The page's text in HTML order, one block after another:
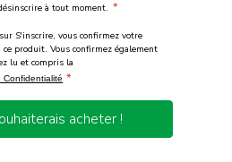
à tout moment. *
S'inscrire, vous confirmez votre
produit. Vous confirmez également
lu et compris la
Confidentialité *
acheter !